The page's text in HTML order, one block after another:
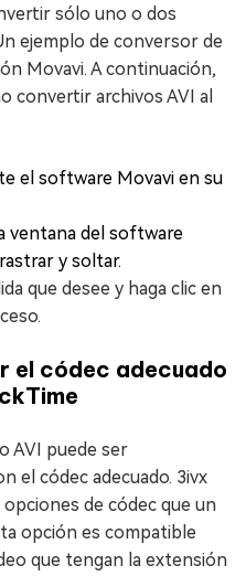
sólo uno o dos
ejemplo de conversor de
Movavi. A continuación,
convertir archivos AVI al
el software Movavi en su
ventana del software
y soltar.
que desee y haga clic en
el códec adecuado
AVI puede ser
el códec adecuado. 3ivx
de códec que un
opción es compatible
que tengan la extensión